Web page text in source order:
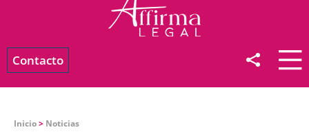
Contacto
Inicio> Noticias